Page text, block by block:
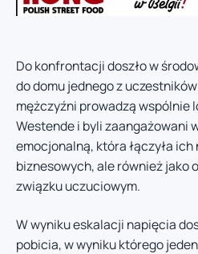
Do konfrontacji doszło w
do domu jednego z
mężczyźni prowadzą wspólnie
Westende i byli zaangażowani
emocjonalną, która łączyła
biznesowych, ale również jako
związku uczuciowym.
W wyniku eskalacji napięcia
pobicia, w wyniku którego